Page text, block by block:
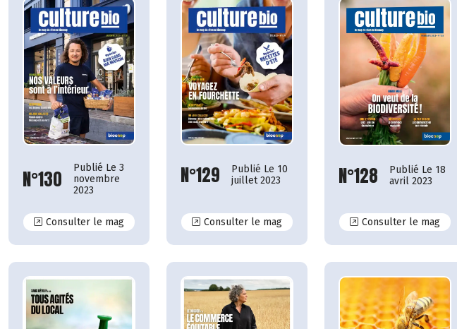
N°130
Publié Le 3
novembre
2023
Consulter le magN°130
N°129
Publié Le 10
juillet 2023
Consulter le magN°129
N°128
Publié Le 18
avril 2023
Consulter le mag